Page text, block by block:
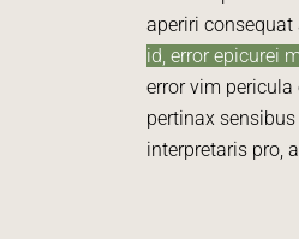
aperiri consequat
id, error epicurei
error vim
pertinax
interpretaris pro,